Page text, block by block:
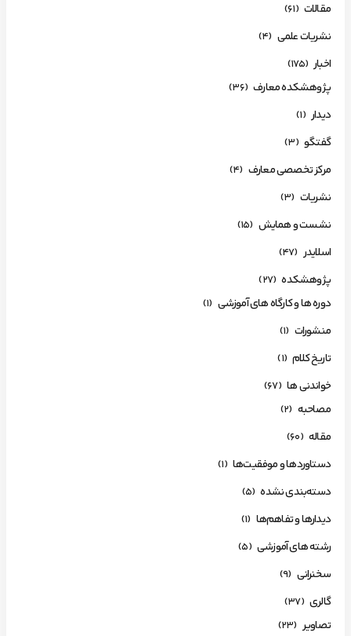
مقالات (61)
نشریات علمی (4)
اخبار (175)
پژوهشکده معارف (36)
دیدار (1)
گفتگو (3)
مرکز تخصصی معارف (4)
نشریات (3)
نشست و همایش (15)
اسلایدر (47)
پژوهشکده (27)
دوره ها و کارگاه های آموزشی (1)
منشورات (1)
تاریخ کلام (1)
خواندنی ها (67)
مصاحبه (2)
مقاله (60)
دستاوردها و موفقیت‌ها (1)
دسته‌بندی نشده (5)
دیدارها و تفاهم‌ها (1)
رشته های آموزشی (5)
سخنرانی (9)
گالری (37)
تصاویر (23)